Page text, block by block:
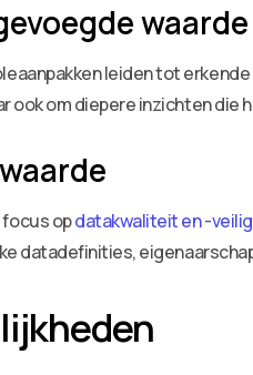
waarde
leiden tot
om diepere inzichten die
opdatakwaliteit en -
datadefinities,